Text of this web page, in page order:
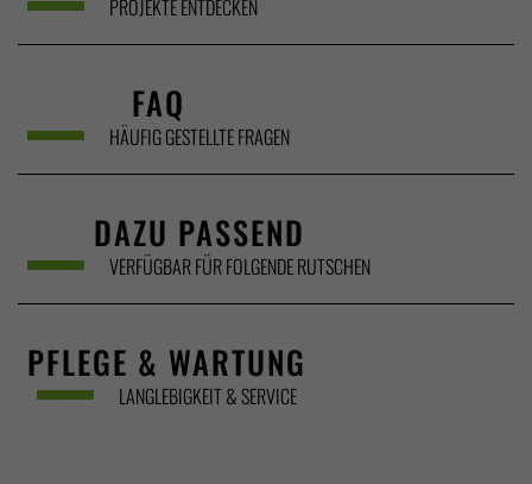
PROJEKTE ENTDECKEN
FAQ
HÄUFIG GESTELLTE FRAGEN
DAZU PASSEND
VERFÜGBAR FÜR FOLGENDE RUTSCHEN
PFLEGE & WARTUNG
LANGLEBIGKEIT & SERVICE